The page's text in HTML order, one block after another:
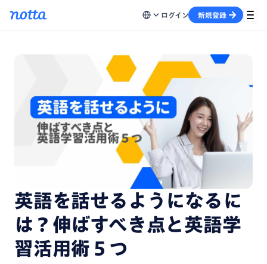
ログイン 新規登録
英語を話せるようになるに
は？伸ばすべき点と英語学
習活用術５つ